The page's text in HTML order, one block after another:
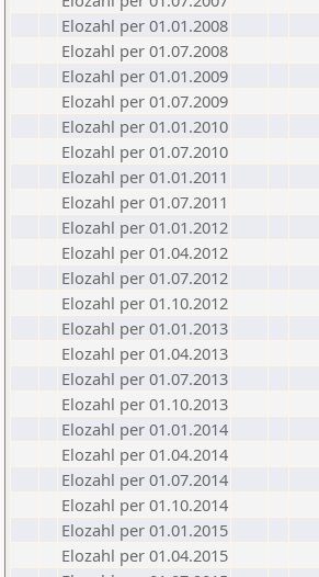
Elozahl per 01.01.2008
Elozahl per 01.07.2008
Elozahl per 01.01.2009
Elozahl per 01.07.2009
Elozahl per 01.01.2010
Elozahl per 01.07.2010
Elozahl per 01.01.2011
Elozahl per 01.07.2011
Elozahl per 01.01.2012
Elozahl per 01.04.2012
Elozahl per 01.07.2012
Elozahl per 01.10.2012
Elozahl per 01.01.2013
Elozahl per 01.04.2013
Elozahl per 01.07.2013
Elozahl per 01.10.2013
Elozahl per 01.01.2014
Elozahl per 01.04.2014
Elozahl per 01.07.2014
Elozahl per 01.10.2014
Elozahl per 01.01.2015
Elozahl per 01.04.2015